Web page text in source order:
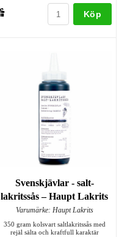
Köp
Svenskjävlar - salt-
lakritssås – Haupt Lakrits
Varumärke: Haupt Lakrits
350 gram kolsvart saltlakritssås med
rejäl sälta och kraftfull karaktär